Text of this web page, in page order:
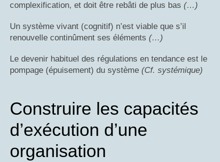
complexification, et doit être rebâti de plus bas (…)
Un système vivant (cognitif) n’est viable que s’il
renouvelle continûment ses éléments (…)
Le devenir habituel des régulations en tendance est le
pompage (épuisement) du système (Cf. systémique)
Construire les capacités
d’exécution d’une
organisation